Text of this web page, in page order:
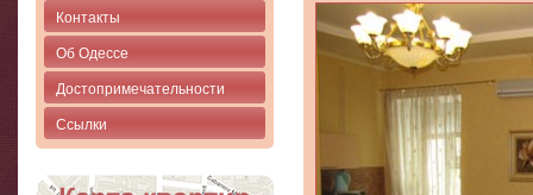
Контакты
Об Одессе
Достопримечательности
Ссылки